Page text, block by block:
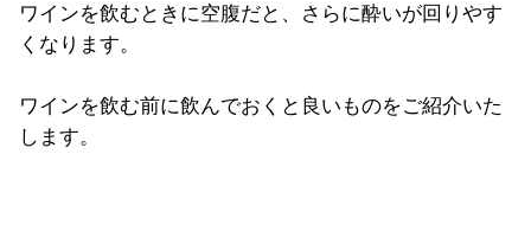
ワインを飲むときに空腹だと、さらに酔いが回りやす
くなります。
ワインを飲む前に飲んでおくと良いものをご紹介いた
します。